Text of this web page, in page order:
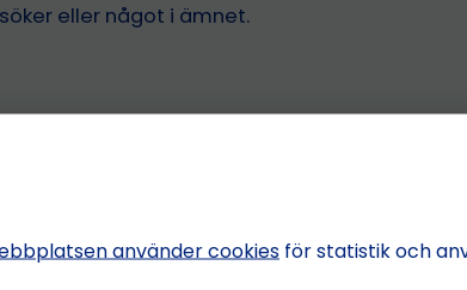
eller något i ämnet.
använder cookies för statistik och